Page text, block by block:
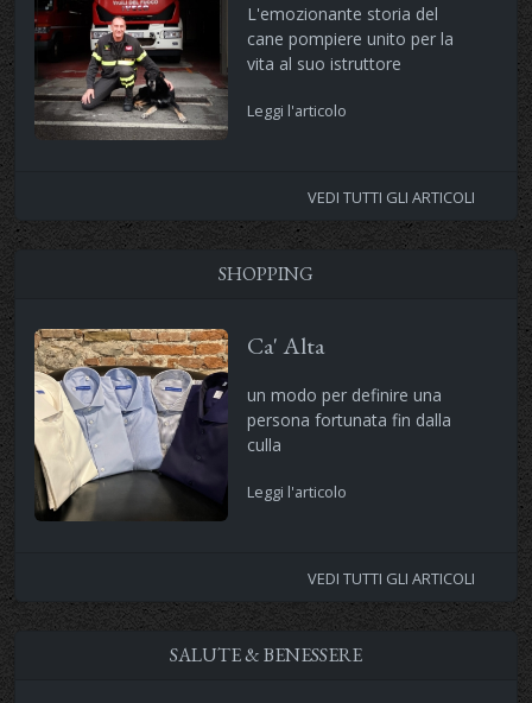
L'emozionante storia del
cane pompiere unito per la
vita al suo istruttore
Leggi l'articolo
VEDI TUTTI GLI ARTICOLI
SHOPPING
Ca' Alta
un modo per definire una
persona fortunata fin dalla
culla
Leggi l'articolo
VEDI TUTTI GLI ARTICOLI
SALUTE & BENESSERE